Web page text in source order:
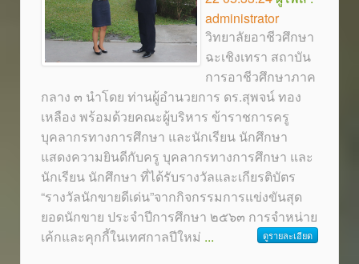
administrator
วิทยาลัยอาชีวศึกษา
ฉะเชิงเทรา สถาบัน
การอาชีวศึกษาภาค
กลาง ๓ นำโดย ท่านผู้อำนวยการ ดร.สุพจน์ ทอง
เหลือง พร้อมด้วยคณะผู้บริหาร ข้าราชการครู
บุคลากรทางการศึกษา และนักเรียน นักศึกษา
แสดงความยินดีกับครู บุคลากรทางการศึกษา และ
นักเรียน นักศึกษา ที่ได้รับรางวัลและเกียรติบัตร
“รางวัลนักขายดีเด่น”จากกิจกรรมการแข่งขันสุด
ยอดนักขาย ประจำปีการศึกษา ๒๕๖๓ การจำหน่าย
เค้กและคุกกี้ในเทศกาลปีใหม่ ... ดูรายละเอียด